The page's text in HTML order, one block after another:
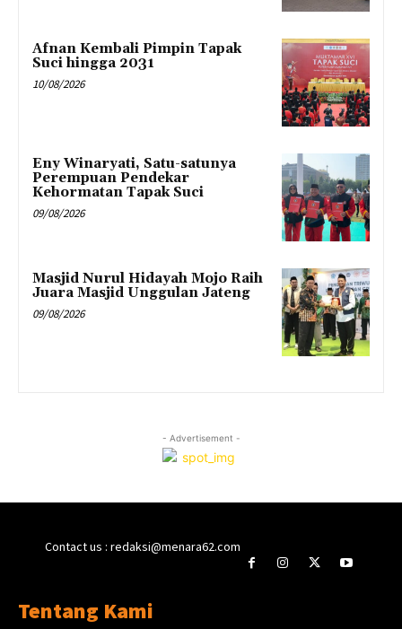
Afnan Kembali Pimpin Tapak
Suci hingga 2031
10/08/2026
Eny Winaryati, Satu-satunya
Perempuan Pendekar
Kehormatan Tapak Suci
09/08/2026
Masjid Nurul Hidayah Mojo Raih
Juara Masjid Unggulan Jateng
09/08/2026
- Advertisement -
Contact us : redaksi@menara62.com
Tentang Kami